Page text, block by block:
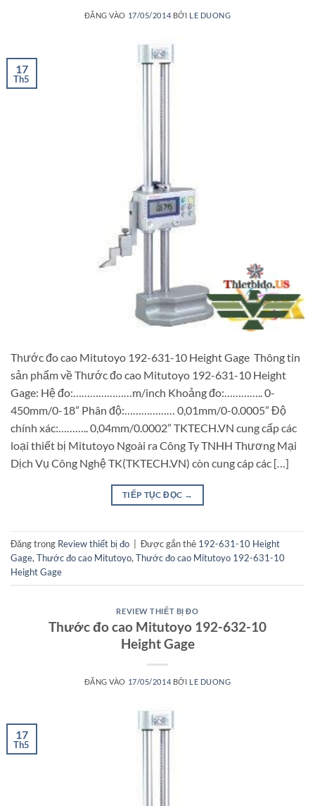
ĐĂNG VÀO 17/05/2014 BỞI LE DUONG
17
Th5
Thước đo cao Mitutoyo 192-631-10 Height Gage Thông tin
sản phẩm về Thước đo cao Mitutoyo 192-631-10 Height
Gage: Hệ đo:…………………m/inch Khoảng đo:………….. 0-
450mm/0-18” Phân độ:……………… 0,01mm/0-0.0005” Độ
chính xác:……….. 0,04mm/0.0002” TKTECH.VN cung cấp các
loại thiết bị Mitutoyo Ngoài ra Công Ty TNHH Thương Mại
Dịch Vụ Công Nghệ TK(TKTECH.VN) còn cung cáp các […]
TIẾP TỤC ĐỌC →
Đăng trong Review thiết bị đo Được gắn thẻ 192-631-10 Height
Gage, Thước đo cao Mitutoyo, Thước đo cao Mitutoyo 192-631-10
Height Gage
REVIEW THIẾT BỊ ĐO
Thước đo cao Mitutoyo 192-632-10
Height Gage
ĐĂNG VÀO 17/05/2014 BỞI LE DUONG
17
Th5